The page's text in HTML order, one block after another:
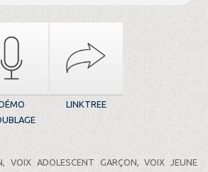
LINKTREE
VOIX ADOLESCENT GARÇON, VOIX JEUNE